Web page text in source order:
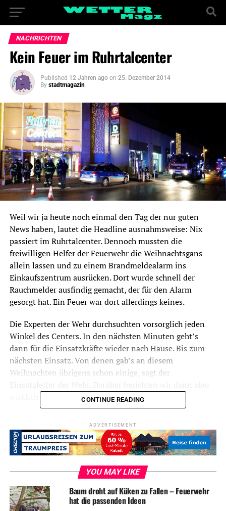
NACHRICHTEN
Kein Feuer im Ruhrtalcenter
Published 12 Jahren ago on 25. Dezember 2014
By stadtmagazin
Weil wir ja heute noch einmal den Tag der nur guten
News haben, lautet die Headline ausnahmsweise: Nix
passiert im Ruhrtalcenter. Dennoch mussten die
freiwilligen Helfer der Feuerwehr die Weihnachtsgans
allein lassen und zu einem Brandmeldealarm ins
Einkaufszentrum ausrücken. Dort wurde schnell der
Rauchmelder ausfindig gemacht, der für den Alarm
gesorgt hat. Ein Feuer war dort allerdings keines.
Die Experten der Wehr durchsuchten vorsorglich jeden
Winkel des Centers. In den nächsten Minuten geht’s
dann für die Einsatzkräfte wieder nach Hause. Bis zum
nächsten Einsatz. Von denen gab’s an diesem
Weihnachten übrigens schon einige, sagt der
wirklich erst morgen… 😉
allen anderen, die an den Feiertagen ganz
selbstverständlich arbeiten!
CONTINUE READING
ADVERTISEMENT
YOU MAY LIKE
Baum droht auf Küken zu Fallen – Feuerwehr
hat die passenden Ideen